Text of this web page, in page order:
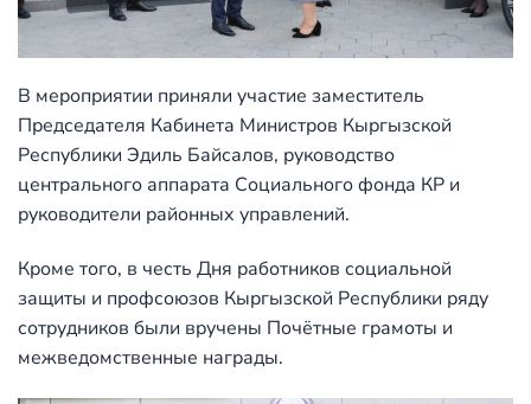
В мероприятии приняли участие заместитель
Председателя Кабинета Министров Кыргызской
Республики Эдиль Байсалов, руководство
центрального аппарата Социального фонда КР и
руководители районных управлений.
Кроме того, в честь Дня работников социальной
защиты и профсоюзов Кыргызской Республики ряду
сотрудников были вручены Почётные грамоты и
межведомственные награды.